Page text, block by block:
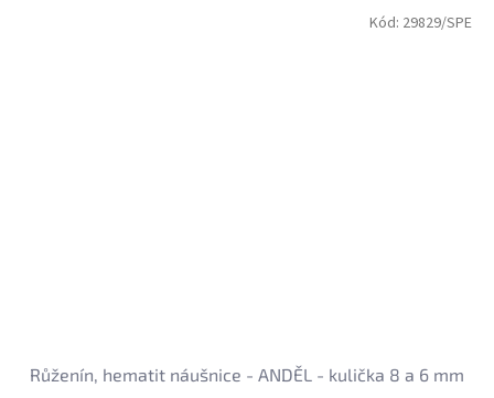
Růženín, hematit náušnice - ANDĚL - kulička 8 a 6 mm
Kód: 29829/SPE